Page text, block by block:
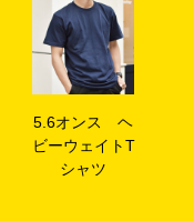
5.6オンス ヘ
ビーウェイトT
シャツ